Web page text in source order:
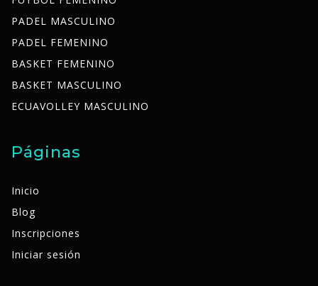
PADEL MASCULINO
PADEL FEMENINO
BASKET FEMENINO
BASKET MASCULINO
ECUAVOLLEY MASCULINO
Páginas
Inicio
Blog
Inscripciones
Iniciar sesión